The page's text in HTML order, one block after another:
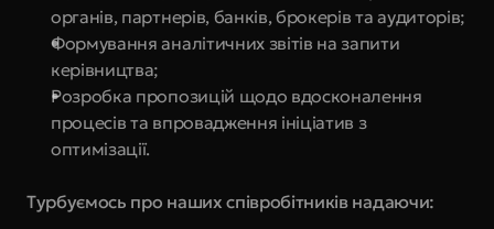
органів, партнерів, банків, брокерів та аудиторів;
Формування аналітичних звітів на запити
керівництва;
Розробка пропозицій щодо вдосконалення
процесів та впровадження ініціатив з
оптимізації.
Турбуємось про наших співробітників надаючи: